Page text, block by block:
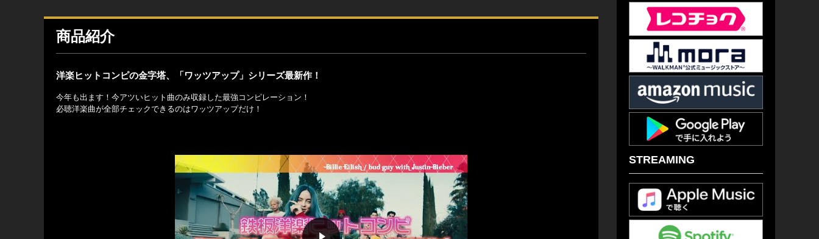
商品紹介
洋楽ヒットコンピの金字塔、「ワッツアップ」シリーズ最新作！
今年も出ます！今アツいヒット曲のみ収録した最強コンピレーション！
必聴洋楽曲が全部チェックできるのはワッツアップだけ！
STREAMING